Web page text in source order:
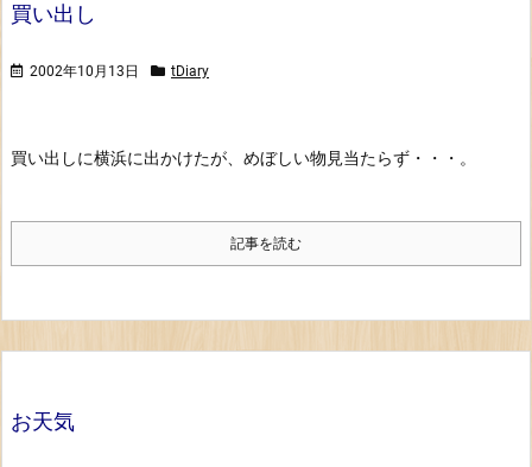
買い出し
2002年10月13日 tDiary
買い出しに横浜に出かけたが、めぼしい物見当たらず・・・。
記事を読む
お天気